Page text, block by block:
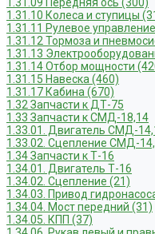
1.31.10 Колеса и ступицы
1.31.11 Рулевое
1.31.12 Тормоза и
1.31.13
1.31.14 Отбор мощности
1.31.15 Навеска (460)
1.31.17 Кабина (670)
1.32 Запчасти к ДТ-75
1.33 Запчасти к СМД-18,14
1.33.01. Двигатель СМД-
1.33.02. Сцепление СМД-
1.34 Запчасти к Т-16
1.34.01. Двигатель Т-16
1.34.02. Сцепление (21)
1.34.03. Привод
1.34.04. Мост передний (31)
1.34.05. КПП (37)